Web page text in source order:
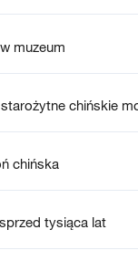
muzeum
chińskie
chińska
tysiąca lat